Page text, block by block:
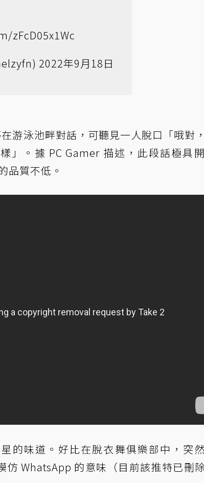
zFcD05x1Wc
2022年9月18日
游泳池畔對話，可聽見一人脫口「哦對
」。據 PC Gamer 描述，此段話極具
品質不低。
的味道。好比在脫衣舞俱樂部中，突
WhatsApp 的意味（目前該推特已刪